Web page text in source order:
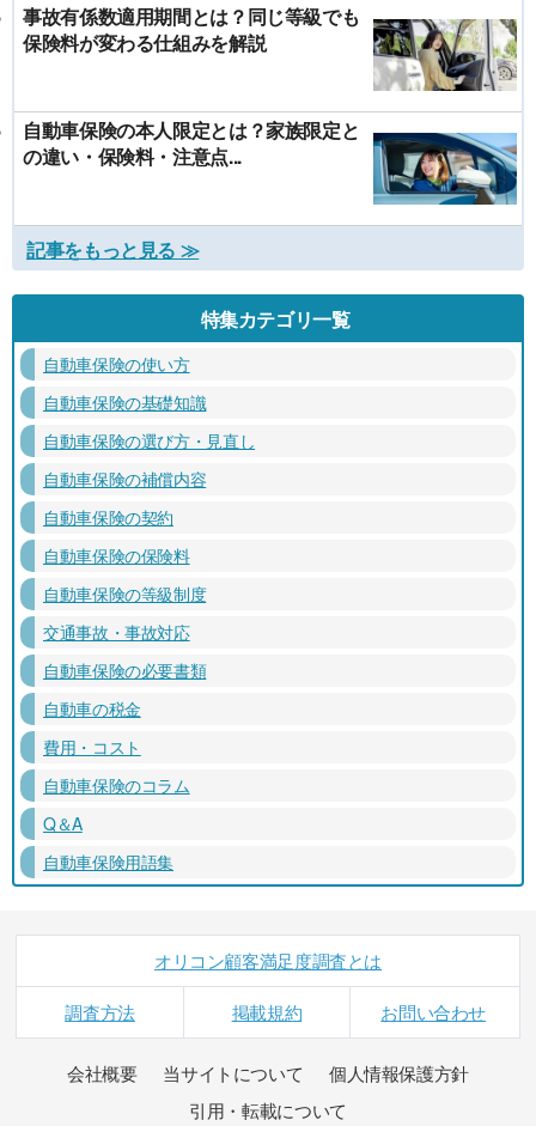
事故有係数適用期間とは？同じ等級でも
保険料が変わる仕組みを解説
自動車保険の本人限定とは？家族限定と
の違い・保険料・注意点...
記事をもっと見る ≫
特集カテゴリ一覧
自動車保険の使い方
自動車保険の基礎知識
自動車保険の選び方・見直し
自動車保険の補償内容
自動車保険の契約
自動車保険の保険料
自動車保険の等級制度
交通事故・事故対応
自動車保険の必要書類
自動車の税金
費用・コスト
自動車保険のコラム
Q＆A
自動車保険用語集
オリコン顧客満足度調査とは
調査方法 掲載規約 お問い合わせ
会社概要 当サイトについて
個人情報保護方針
引用・転載について